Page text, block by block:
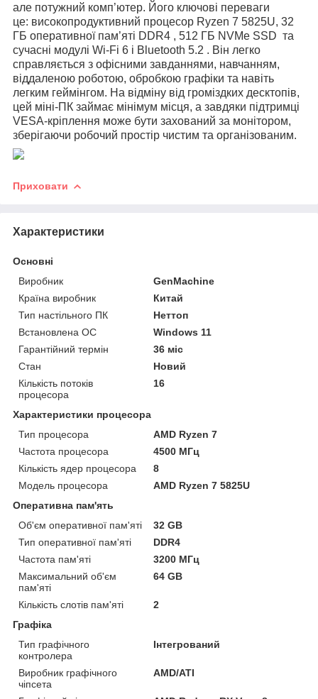
але потужний комп’ютер. Його ключові переваги
це: високопродуктивний процесор Ryzen 7 5825U, 32
ГБ оперативної пам’яті DDR4 , 512 ГБ NVMe SSD та
сучасні модулі Wi-Fi 6 і Bluetooth 5.2 . Він легко
справляється з офісними завданнями, навчанням,
віддаленою роботою, обробкою графіки та навіть
легким геймінгом. На відміну від громіздких десктопів,
цей міні-ПК займає мінімум місця, а завдяки підтримці
VESA-кріплення може бути захований за монітором,
зберігаючи робочий простір чистим та організованим.
Приховати
Характеристики
Основні
Виробник
GenMachine
Країна виробник
Китай
Тип настільного ПК
Неттоп
Встановлена ОС
Windows 11
Гарантійний термін
36 міс
Стан
Новий
Кількість потоків
процесора
16
Характеристики процесора
Тип процесора
AMD Ryzen 7
Частота процесора
4500 МГц
Кількість ядер процесора
8
Модель процесора
AMD Ryzen 7 5825U
Оперативна пам'ять
Об'єм оперативної пам'яті
32 GB
Тип оперативної пам'яті
DDR4
Частота пам'яті
3200 МГц
Максимальний об'єм
пам'яті
64 GB
Кількість слотів пам'яті
2
Графіка
Тип графічного
контролера
Інтегрований
Виробник графічного
чіпсета
AMD/ATI